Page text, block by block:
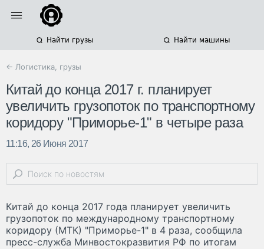
Найти грузы Найти машины
← Логистика, грузы
Китай до конца 2017 г. планирует
увеличить грузопоток по транспортному
коридору "Приморье-1" в четыре раза
11:16, 26 Июня 2017
Китай до конца 2017 года планирует увеличить
грузопоток по международному транспортному
коридору (МТК) "Приморье-1" в 4 раза, сообщила
пресс-служба Минвостокразвития РФ по итогам